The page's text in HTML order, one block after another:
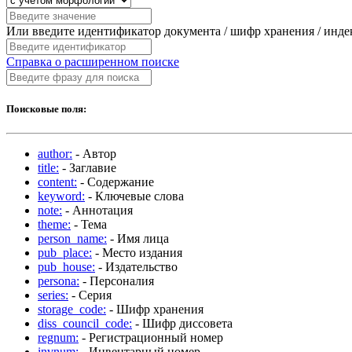
Или введите идентификатор документа / шифр хранения /
Справка о расширенном поиске
Поисковые поля:
author: - Автор
title: - Заглавие
content: - Содержание
keyword: - Ключевые слова
note: - Аннотация
theme: - Тема
person_name: - Имя лица
pub_place: - Место издания
pub_house: - Издательство
persona: - Персоналия
series: - Серия
storage_code: - Шифр хранения
diss_council_code: - Шифр диссовета
regnum: - Регистрационный номер